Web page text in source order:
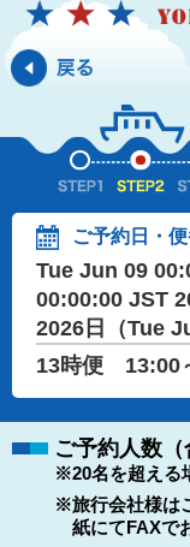
ご予約日・
Tue Jun 09
00:00:00 JST
2026日（Tue
13時便 13:00
ご予約人数（
※20名を超える
※旅行会社様は
紙にてFAXで